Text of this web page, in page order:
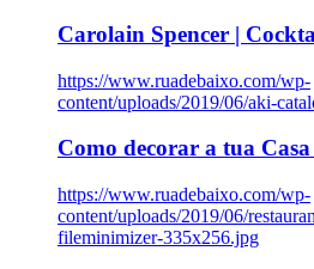
Carolain Spencer |
https://www.ruadebaixo.com/wp-
content/uploads/2019/06/aki-
Como decorar a tua
https://www.ruadebaixo.com/wp-
content/uploads/2019/06/
fileminimizer-335x256.jpg